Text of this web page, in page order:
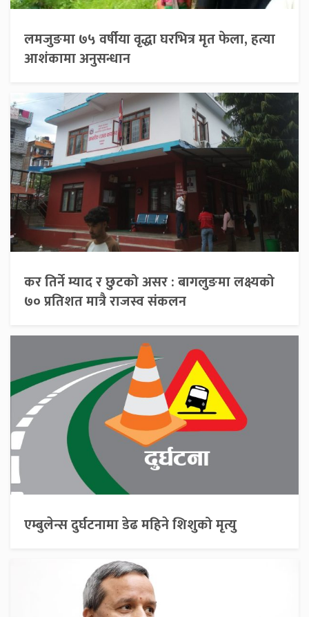
लमजुङमा ७५ वर्षीया वृद्धा घरभित्र मृत फेला, हत्या
आशंकामा अनुसन्धान
कर तिर्ने म्याद र छुटको असर : बागलुङमा लक्ष्यको
७० प्रतिशत मात्रै राजस्व संकलन
एम्बुलेन्स दुर्घटनामा डेढ महिने शिशुको मृत्यु